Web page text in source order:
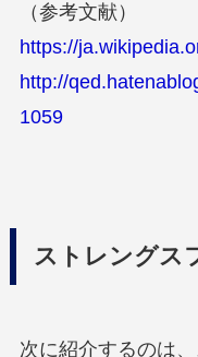
（参考文献）
https://
http://
1059
ストレングス
次に紹介するのは